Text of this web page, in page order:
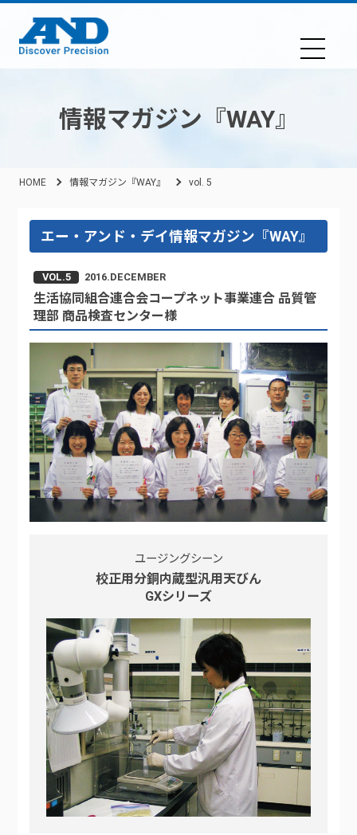
情報マガジン『WAY』
HOME 情報マガジン『WAY』 vol. 5
エー・アンド・デイ情報マガジン『WAY』
VOL.5 2016.DECEMBER
生活協同組合連合会コープネット事業連合 品質管
理部 商品検査センター様
ユージングシーン
校正用分銅内蔵型汎用天びん
GXシリーズ